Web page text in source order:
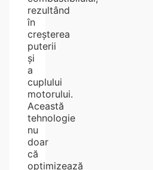
rezultând
în
creșterea
puterii
și
a
cuplului
motorului.
Această
tehnologie
nu
doar
că
optimizează